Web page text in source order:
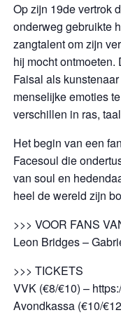
Op zijn 19de vertrok
onderweg gebruikte
zangtalent om zijn
hij mocht
Faisal als
menselijke emoties
verschillen in ras,
Het begin van een
Facesoul die
van soul en
heel de wereld zijn
>>> VOOR FANS
Leon Bridges –
>>> TICKETS
VVK (€8/€10) –
Avondkassa (€10/